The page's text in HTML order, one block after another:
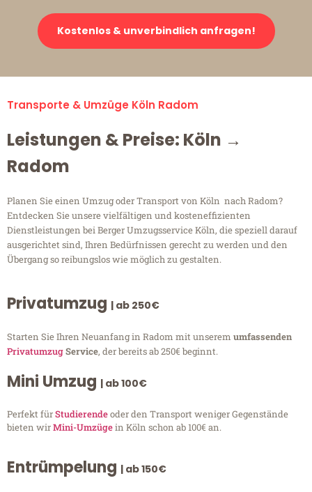
Kostenlos & unverbindlich anfragen!
Transporte & Umzüge Köln Radom
Leistungen & Preise: Köln →
Radom
Planen Sie einen Umzug oder Transport von Köln nach Radom?
Entdecken Sie unsere vielfältigen und kosteneffizienten
Dienstleistungen bei Berger Umzugsservice Köln, die speziell darauf
ausgerichtet sind, Ihren Bedürfnissen gerecht zu werden und den
Übergang so reibungslos wie möglich zu gestalten.
Privatumzug | ab 250€
Starten Sie Ihren Neuanfang in Radom mit unserem umfassenden
PrivatumzugService, der bereits ab 250€ beginnt.
Mini Umzug | ab 100€
Perfekt fürStudierendeoder den Transport weniger Gegenstände
bieten wirMini-Umzügein Köln schon ab 100€ an.
Entrümpelung | ab 150€